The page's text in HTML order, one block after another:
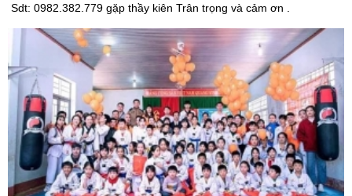
Sdt: 0982.382.779 gặp thầy kiên Trân trọng và cảm ơn .